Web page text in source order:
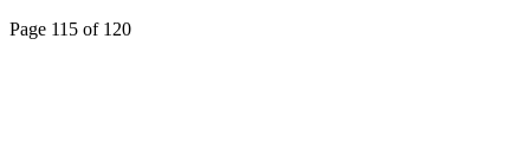
Page 115 of 120